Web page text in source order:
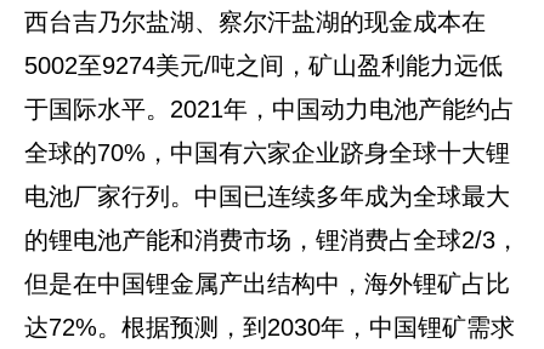
西台吉乃尔盐湖、察尔汗盐湖的现金成本在
5002至9274美元/吨之间，矿山盈利能力远低
于国际水平。2021年，中国动力电池产能约占
全球的70%，中国有六家企业跻身全球十大锂
电池厂家行列。中国已连续多年成为全球最大
的锂电池产能和消费市场，锂消费占全球2/3，
但是在中国锂金属产出结构中，海外锂矿占比
达72%。根据预测，到2030年，中国锂矿需求